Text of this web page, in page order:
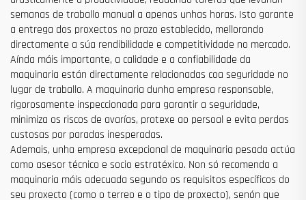
semanas de traballo manual a apenas unhas horas. Isto garante
a entrega dos proxectos no prazo establecido, mellorando
directamente a súa rendibilidade e competitividade no mercado.
Aínda máis importante, a calidade e a confiabilidade da
maquinaria están directamente relacionadas coa seguridade no
lugar de traballo. A maquinaria dunha empresa responsable,
rigorosamente inspeccionada para garantir a seguridade,
minimiza os riscos de avarías, protexe ao persoal e evita perdas
custosas por paradas inesperadas.
Ademais, unha empresa excepcional de maquinaria pesada actúa
como asesor técnico e socio estratéxico. Non só recomenda a
maquinaria máis adecuada segundo os requisitos específicos do
seu proxecto (como o terreo e o tipo de proxecto), senón que